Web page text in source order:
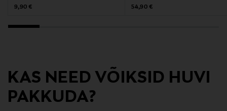
Original Price
9,90 €
Original Price
54,90 €
KAS NEED VÕIKSID HUVI
PAKKUDA?